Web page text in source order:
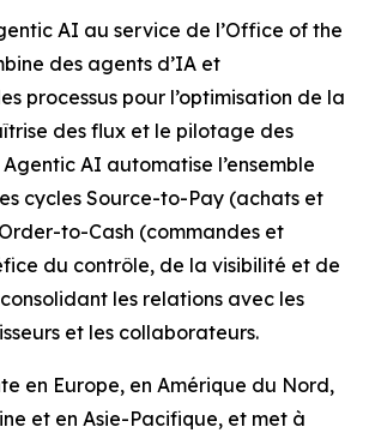
AI au service de l’Office of the
des agents d’IA et
processus pour l’optimisation de la
des flux et le pilotage des
Agentic AI automatise l’ensemble
cycles Source-to-Pay (achats et
to-Cash (commandes et
du contrôle, de la visibilité et de
les relations avec les
et les collaborateurs.
en Europe, en Amérique du Nord,
et en Asie-Pacifique, et met à